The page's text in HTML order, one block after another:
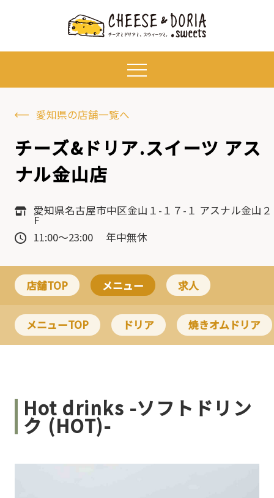
愛知県の店舗一覧へ
チーズ&ドリア.スイーツ アス
ナル金山店
愛知県名古屋市中区金山１-１７-１ アスナル金山２
F
11:00～23:00 年中無休
店舗TOP メニュー 求人
メニューTOP ドリア 焼きオムドリア
Hot drinks -ソフトドリン
ク (HOT)-